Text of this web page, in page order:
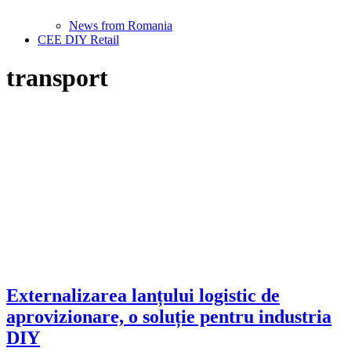
News from Romania
CEE DIY Retail
transport
Externalizarea lanțului logistic de
aprovizionare, o soluție pentru industria
DIY